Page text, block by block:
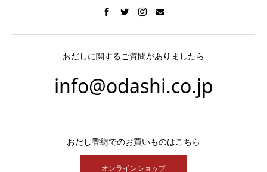
おだしに関するご質問がありましたら
info@odashi.co.jp
おだし香紡でのお買いものはこちら
オンラインショップ